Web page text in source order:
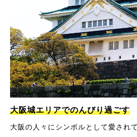
大阪城エリアでのんびり過ごす
大阪の人々にシンボルとして愛され